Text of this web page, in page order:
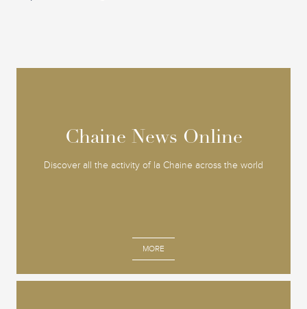
Chaine News Online
Discover all the activity of la Chaine across the world
MORE
Chaine News Online